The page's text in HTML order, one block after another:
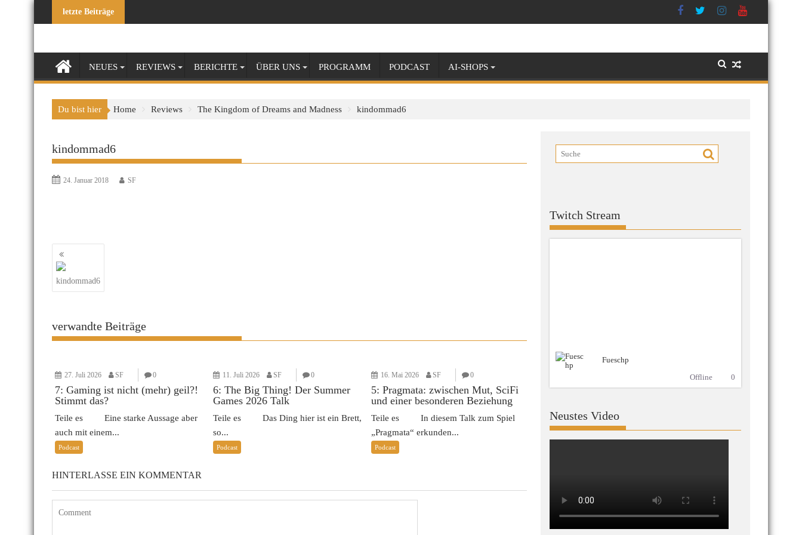
letzte Beiträge
NEUES REVIEWS BERICHTE ÜBER UNS PROGRAMM PODCAST AI-SHOPS
Du bist hier Home Reviews The Kingdom of Dreams and Madness kindommad6
kindommad6
24. Januar 2018 SF
Beitragsnavigation
kindommad6
verwandte Beiträge
27. Juli 2026 SF 0
7: Gaming ist nicht (mehr) geil?!
Stimmt das?
Teile es Eine starke Aussage aber
auch mit einem...
Podcast
11. Juli 2026 SF 0
6: The Big Thing! Der Summer
Games 2026 Talk
Teile es Das Ding hier ist ein Brett,
so...
Podcast
16. Mai 2026 SF 0
5: Pragmata: zwischen Mut, SciFi
und einer besonderen Beziehung
Teile es In diesem Talk zum Spiel
„Pragmata“ erkunden...
Podcast
HINTERLASSE EIN KOMMENTAR
Twitch Stream
Fueschp
Offline
0
Neustes Video